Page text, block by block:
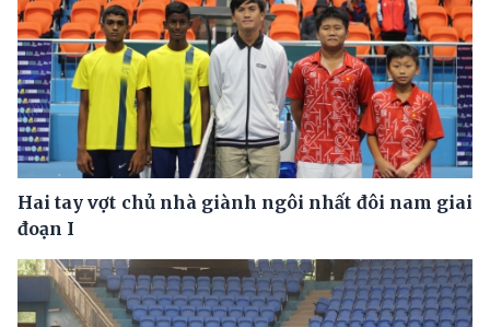
Hai tay vợt chủ nhà giành ngôi nhất đôi nam giai
đoạn I